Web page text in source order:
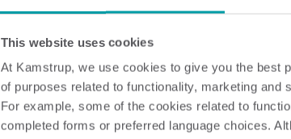
This website uses cookies
At Kamstrup, we use cookies to give you the best
of purposes related to functionality, marketing
For example, some of the cookies related to
completed forms or preferred language choices.